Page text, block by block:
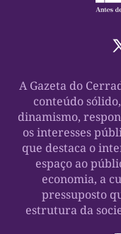
A Gazeta do
conteúdo
dinamismo,
os interesses
que destaca o
espaço ao
economia, a
pressuposto
estrutura da